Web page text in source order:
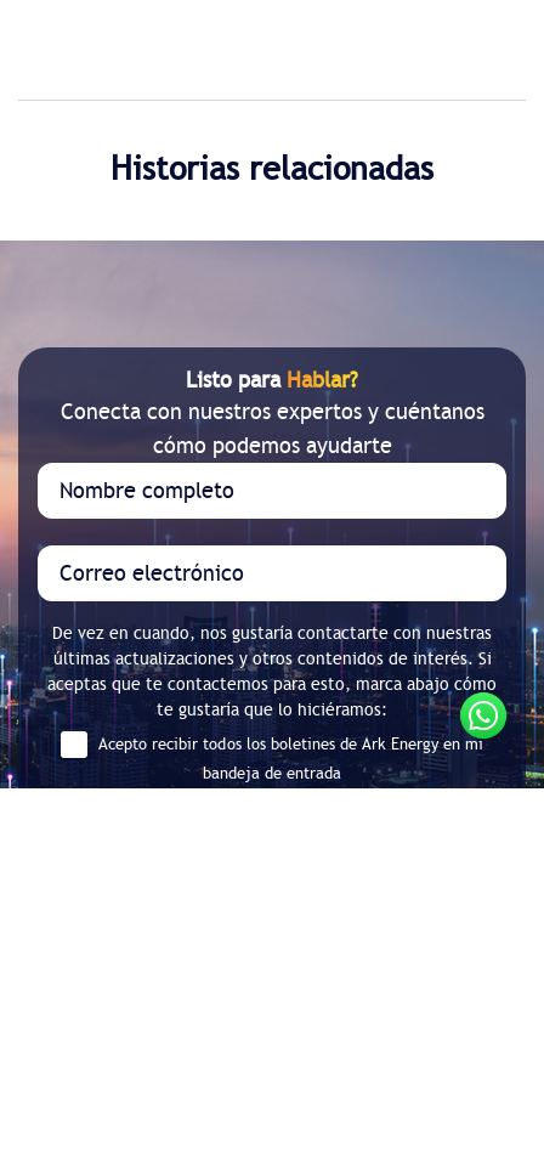
Historias relacionadas
Listo para Hablar?
Conecta con nuestros expertos y cuéntanos
cómo podemos ayudarte
De vez en cuando, nos gustaría contactarte con nuestras
últimas actualizaciones y otros contenidos de interés. Si
aceptas que te contactemos para esto, marca abajo cómo
te gustaría que lo hiciéramos:
Acepto recibir todos los boletines de Ark Energy en mi
bandeja de entrada